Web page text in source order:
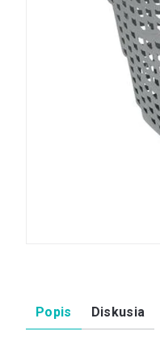
Popis Diskusia